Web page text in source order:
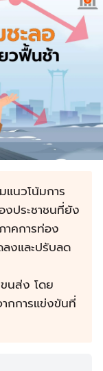
แนวโน้มการ
งประชาชนที่ยัง
คการท่อง
งและปรับลด
นส่ง โดย
กการแข่งขันที่